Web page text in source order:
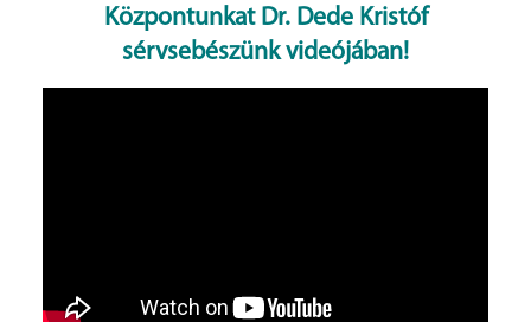
Központunkat Dr. Dede Kristóf
sérvsebészünk videójában!